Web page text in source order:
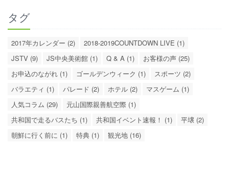
タグ
2017年カレンダー (2)
2018-2019COUNTDOWN LIVE (1)
JSTV (9)
JS中央美術館 (1) Q & A (1)
お客様の声 (25)
お申込のながれ (1)
ゴールデンウィーク (1)
スポーツ (2)
バラエティ (1)
パレード (2) ホテル (2)
マスゲーム (1)
人気コラム (29)
元山国際親善航空際 (1)
共和国で走るバスたち (1)
共和国イベント速報！ (1)
平壌 (2)
朝鮮に行く前に (1)
特典 (1) 観光地 (16)